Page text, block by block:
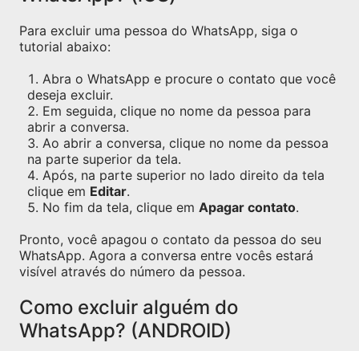
Para excluir uma pessoa do WhatsApp, siga o
tutorial abaixo:
Abra o WhatsApp e procure o contato que você
deseja excluir.
Em seguida, clique no nome da pessoa para
abrir a conversa.
Ao abrir a conversa, clique no nome da pessoa
na parte superior da tela.
Após, na parte superior no lado direito da tela
clique em Editar.
No fim da tela, clique em Apagar contato.
Pronto, você apagou o contato da pessoa do seu
WhatsApp. Agora a conversa entre vocês estará
visível através do número da pessoa.
Como excluir alguém do
WhatsApp? (ANDROID)